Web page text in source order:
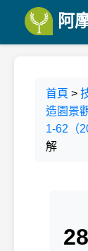
阿
首頁 >
造園景
1-62（
解